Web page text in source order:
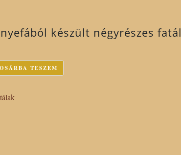
készült négyrészes fatál
TESZEM